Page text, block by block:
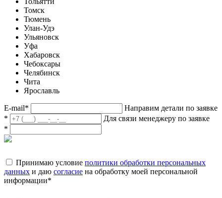
Томск
Тюмень
Улан-Удэ
Ульяновск
Уфа
Хабаровск
Чебоксары
Челябинск
Чита
Ярославль
E-mail*
Направим детали по заявке
*
Для связи менеджеру по заявке
*
Принимаю условие политики обработки персональных
данных и даю согласие на обработку моей персональной
информации*